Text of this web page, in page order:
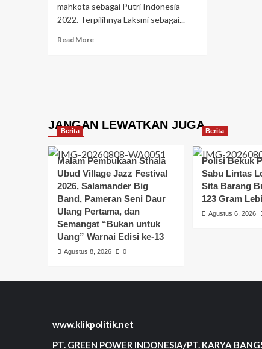
mahkota sebagai Putri Indonesia
2022. Terpilihnya Laksmi sebagai...
Read More
JANGAN LEWATKAN JUGA
Berita
Malam Pembukaan Sthala
Ubud Village Jazz Festival
2026, Salamander Big
Band, Pameran Seni Daur
Ulang Pertama, dan
Semangat “Bukan untuk
Uang” Warnai Edisi ke-13
Agustus 8, 2026 0
Berita
Polisi Bekuk
Sabu Lintas
Sita Barang
123 Gram
Agustus 6, 2026
www.klikpolitik.net
PT. GREEN POWER INDONESIA/PT. KARYA